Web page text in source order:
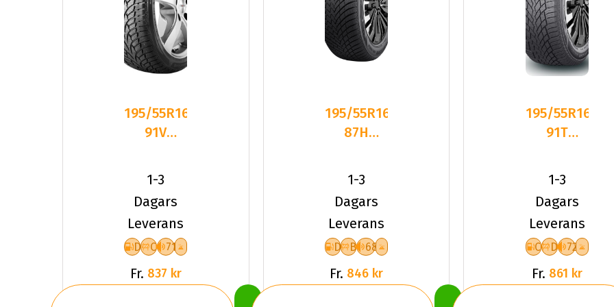
195/55R16
91V
SV-3 XL
Friktion
2025
1-3
Dagars
Leverans
D C 71
Fr. 837 kr
195/55R16
87H
BLAZER
ALPINE
1-3
Dagars
Leverans
D B 68
Fr. 846 kr
195/55R16
91T
BLAZER
ARCTIC
1-3
Dagars
Leverans
C D 72
Fr. 861 kr